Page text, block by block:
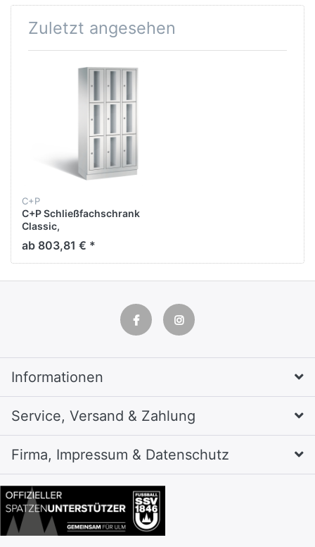
Zuletzt angesehen
C+P
C+P Schließfachschrank
Classic,
H1800xB900xT500mm
ab 803,81 € *
Informationen
Service, Versand & Zahlung
Firma, Impressum & Datenschutz